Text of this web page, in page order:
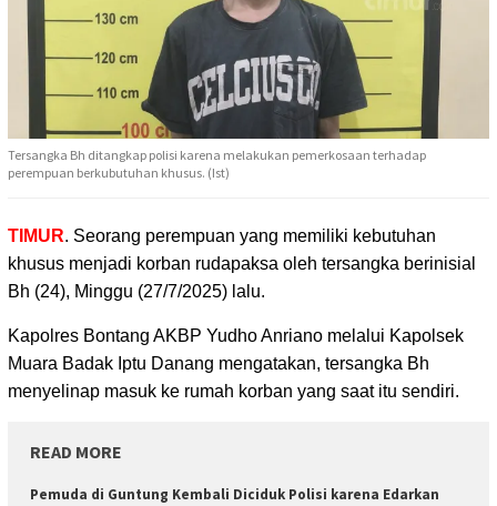
Tersangka Bh ditangkap polisi karena melakukan pemerkosaan terhadap
perempuan berkubutuhan khusus. (Ist)
TIMUR. Seorang perempuan yang memiliki kebutuhan
khusus menjadi korban rudapaksa oleh tersangka berinisial
Bh (24), Minggu (27/7/2025) lalu.
Kapolres Bontang AKBP Yudho Anriano melalui Kapolsek
Muara Badak Iptu Danang mengatakan, tersangka Bh
menyelinap masuk ke rumah korban yang saat itu sendiri.
READ MORE
Pemuda di Guntung Kembali Diciduk Polisi karena Edarkan